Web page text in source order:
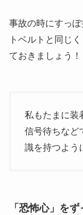
事故の時にすっ
トベルトと同じ
ておきましょう！
私もたまに装
信号待ちなど
識を持つよう
「恐怖心」を